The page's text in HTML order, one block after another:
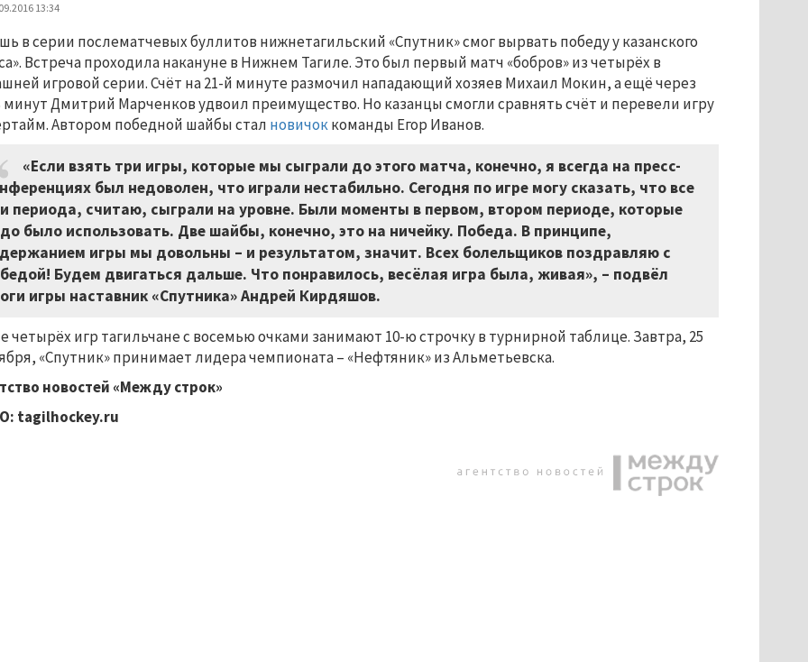
13:34
в серии послематчевых буллитов нижнетагильский «Спутник» смог вырвать победу у казанского
Встреча проходила накануне в Нижнем Тагиле. Это был первый матч «бобров» из четырёх в
игровой серии. Счёт на 21-й минуте размочил нападающий хозяев Михаил Мокин, а ещё через
минут Дмитрий Марченков удвоил преимущество. Но казанцы смогли сравнять счёт и перевели игру
Автором победной шайбы стал новичоккоманды Егор Иванов.
«Если взять три игры, которые мы сыграли до этого матча, конечно, я всегда на пресс-
был недоволен, что играли нестабильно. Сегодня по игре могу сказать, что все
периода, считаю, сыграли на уровне. Были моменты в первом, втором периоде, которые
было использовать. Две шайбы, конечно, это на ничейку. Победа. В принципе,
игры мы довольны – и результатом, значит. Всех болельщиков поздравляю с
Будем двигаться дальше. Что понравилось, весёлая игра была, живая», – подвёл
игры наставник «Спутника» Андрей Кирдяшов.
четырёх игр тагильчане с восемью очками занимают 10-ю строчку в турнирной таблице. Завтра, 25
«Спутник» принимает лидера чемпионата– «Нефтяник» из Альметьевска.
новостей «Между строк»
tagilhockey.ru